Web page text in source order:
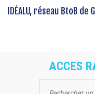
IDÉALU, réseau BtoB
ACCES